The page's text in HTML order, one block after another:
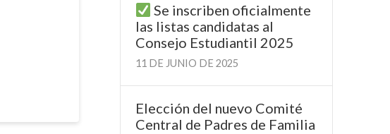
Se inscriben oficialmente
las listas candidatas al
Consejo Estudiantil 2025
11 DE JUNIO DE 2025
Elección del nuevo Comité
Central de Padres de Familia